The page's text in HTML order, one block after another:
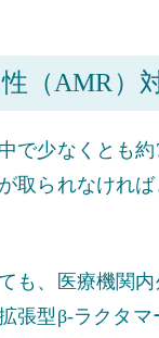
（AMR）
で少なくとも
取られなけれ
も、医療機関
張型β-ラクタ